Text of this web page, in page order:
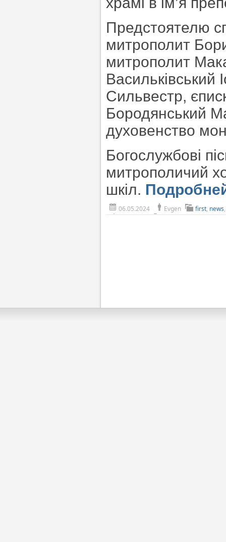
Предстоятелю
митрополит
митрополит
Васильківський
Сильвестр,
Бородянський
духовенство
Богослужбові
митрополичий
шкіл.
06.05.2024 Evgen first, news